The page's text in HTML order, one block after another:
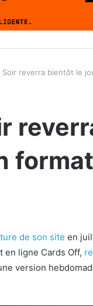
Soir reverra bientôt le
de son site en
en ligne Cards Off,
version